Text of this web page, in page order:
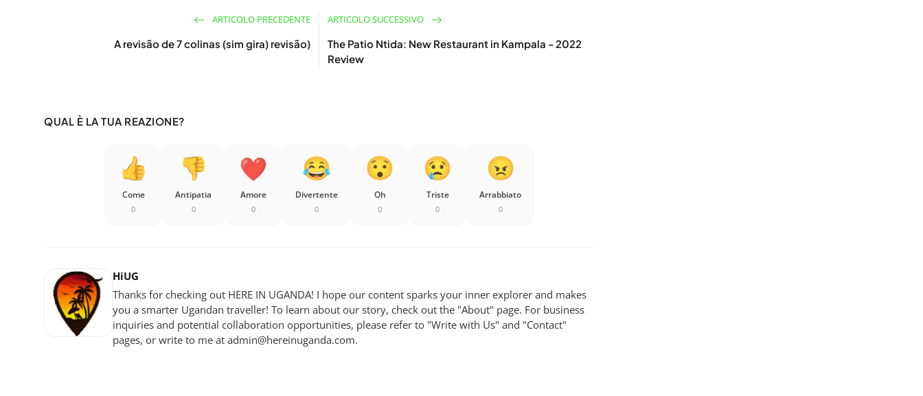
ARTICOLO PRECEDENTE
A revisão de 7 colinas (sim gira) revisão)
ARTICOLO SUCCESSIVO
The Patio Ntida: New Restaurant in Kampala - 2022
Review
QUAL È LA TUA REAZIONE?
Come
0
Antipatia
0
Amore
0
Divertente
0
Oh
0
Triste
0
Arrabbiato
0
HiUG
Thanks for checking out HERE IN UGANDA! I hope our content sparks your inner explorer and makes
you a smarter Ugandan traveller! To learn about our story, check out the "About" page. For business
inquiries and potential collaboration opportunities, please refer to "Write with Us" and "Contact"
pages, or write to me at admin@hereinuganda.com.